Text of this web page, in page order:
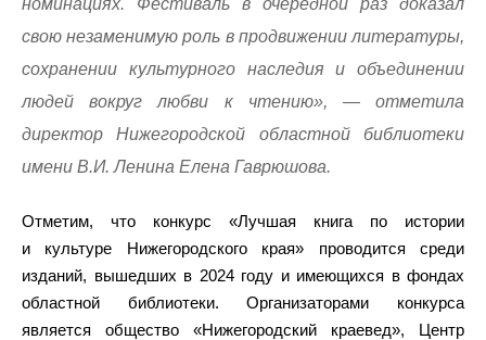
номинациях. Фестиваль в очередной раз доказал
свою незаменимую роль в продвижении литературы,
сохранении культурного наследия и объединении
людей вокруг любви к чтению», — отметила
директор Нижегородской областной библиотеки
имени В.И. Ленина Елена Гаврюшова.
Отметим, что конкурс «Лучшая книга по истории
и культуре Нижегородского края» проводится среди
изданий, вышедших в 2024 году и имеющихся в фондах
областной библиотеки. Организаторами конкурса
является общество «Нижегородский краевед», Центр